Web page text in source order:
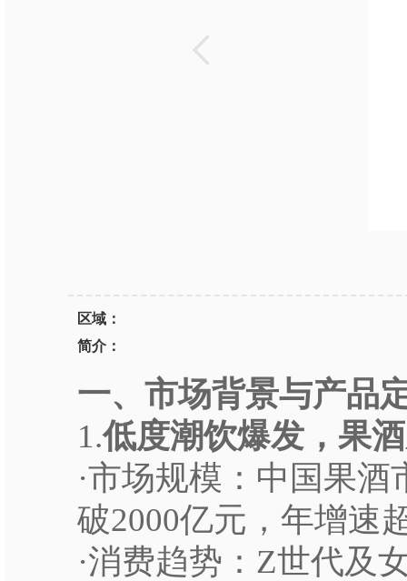
区域：
简介：
一、市场背景与产品
1.低度潮饮爆发，果
·市场规模：中国果酒
破2000亿元，年增速
·消费趋势：Z世代及